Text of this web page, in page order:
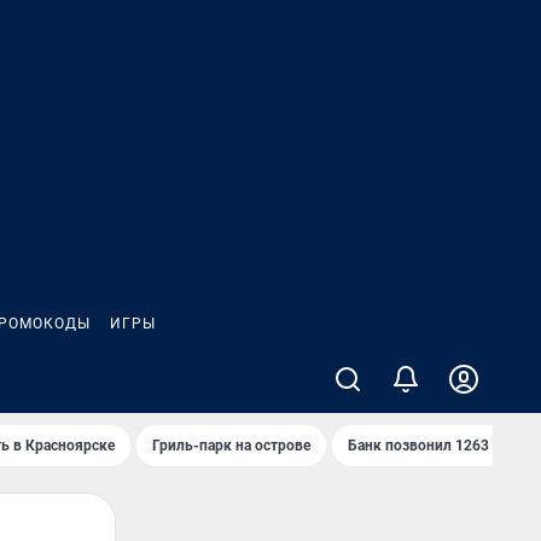
ИГРЫ
в Красноярске Гриль-парк на острове Банк позвонил 1263 раза